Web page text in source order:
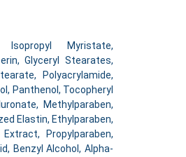
Isopropyl Myristate,
Glyceryl Stearates,
Polyacrylamide,
Panthenol, Tocopheryl
Methylparaben,
Elastin, Ethylparaben,
Propylparaben,
Benzyl Alcohol, Alpha-